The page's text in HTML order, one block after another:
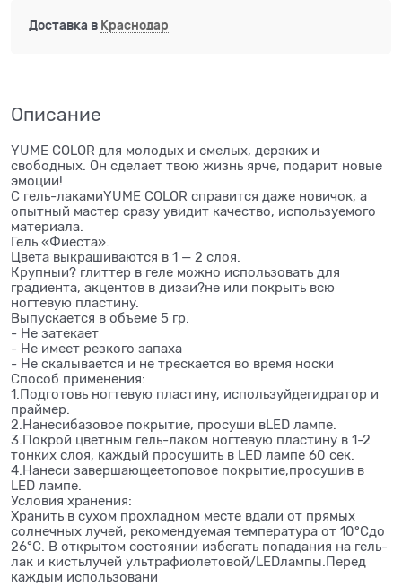
Доставка в Краснодар
Описание
YUME COLOR для молодых и смелых, дерзких и
свободных. Он сделает твою жизнь ярче, подарит новые
эмоции!
С гель-лакамиYUME COLOR справится даже новичок, а
опытный мастер сразу увидит качество, используемого
материала.
Гель «Фиеста».
Цвета выкрашиваются в 1 — 2 слоя.
Крупныи? глиттер в геле можно использовать для
градиента, акцентов в дизаи?не или покрыть всю
ногтевую пластину.
Выпускается в объеме 5 гр.
- Не затекает
- Не имеет резкого запаха
- Не скалывается и не трескается во время носки
Способ применения:
1.Подготовь ногтевую пластину, используйдегидратор и
праймер.
2.Нанесибазовое покрытие, просуши вLED лампе.
3.Покрой цветным гель-лаком ногтевую пластину в 1-2
тонких слоя, каждый просушить в LED лампе 60 сек.
4.Нанеси завершающеетоповое покрытие,просушив в
LED лампе.
Условия хранения:
Хранить в сухом прохладном месте вдали от прямых
солнечных лучей, рекомендуемая температура от 10°Сдо
26°С. В открытом состоянии избегать попадания на гель-
лак и кистьлучей ультрафиолетовой/LEDлампы.Перед
каждым использовани